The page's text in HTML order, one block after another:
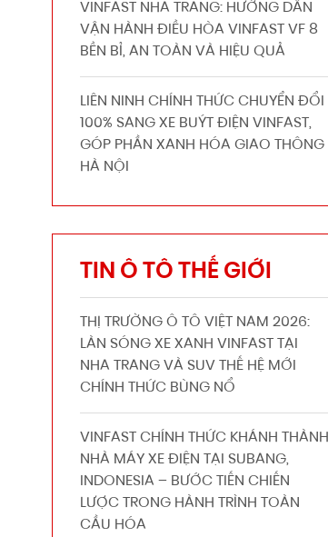
VINFAST NHA TRANG: HƯỚNG DẪN
VẬN HÀNH ĐIỀU HÒA VINFAST VF 8
BỀN BỈ, AN TOÀN VÀ HIỆU QUẢ
LIÊN NINH CHÍNH THỨC CHUYỂN ĐỔI
100% SANG XE BUÝT ĐIỆN VINFAST,
GÓP PHẦN XANH HÓA GIAO THÔNG
HÀ NỘI
TIN Ô TÔ THẾ GIỚI
THỊ TRƯỜNG Ô TÔ VIỆT NAM 2026:
LÀN SÓNG XE XANH VINFAST TẠI
NHA TRANG VÀ SUV THẾ HỆ MỚI
CHÍNH THỨC BÙNG NỔ
VINFAST CHÍNH THỨC KHÁNH THÀNH
NHÀ MÁY XE ĐIỆN TẠI SUBANG,
INDONESIA – BƯỚC TIẾN CHIẾN
LƯỢC TRONG HÀNH TRÌNH TOÀN
CẦU HÓA